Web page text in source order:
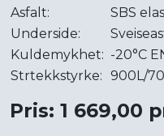
Asfalt:
SBS
Underside:
Kuldemykhet: -20°C
Strtekkstyrke: 900L/
Pris: 1 669,00